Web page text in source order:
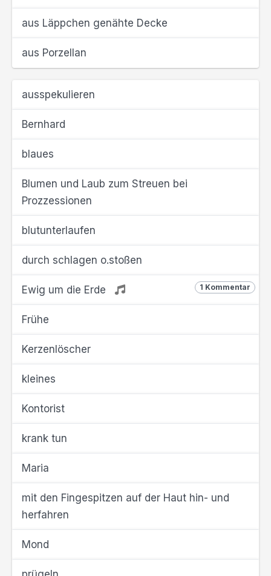
aus Läppchen genähte Decke
aus Porzellan
ausspekulieren
Bernhard
blaues
Blumen und Laub zum Streuen bei
Prozzessionen
blutunterlaufen
durch schlagen o.stoßen
1 Kommentar
Ewig um die Erde
Frühe
Kerzenlöscher
kleines
Kontorist
krank tun
Maria
mit den Fingespitzen auf der Haut hin- und
herfahren
Mond